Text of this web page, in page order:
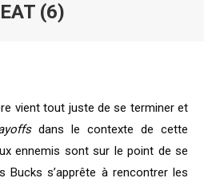
(6)
vient tout juste de se terminer et
dans le contexte de cette
ennemis sont sur le point de se
Bucks s’apprête à rencontrer les